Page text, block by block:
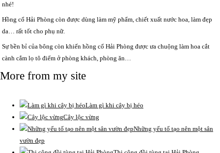
nhé!
Hồng cổ Hải Phòng còn được dùng làm mỹ phẩm, chiết xuất nước hoa, làm đẹp
da… rất tốt cho phụ nữ.
Sự bền bỉ của bông còn khiến hồng cổ Hải Phòng được ưa chuộng làm hoa cắt
cành cắm lọ tô điểm ở phòng khách, phòng ăn…
More from my site
Làm gì khi cây bị héo
Cây lộc vừng
Những yếu tố tạo nên một sân
vườn đẹp